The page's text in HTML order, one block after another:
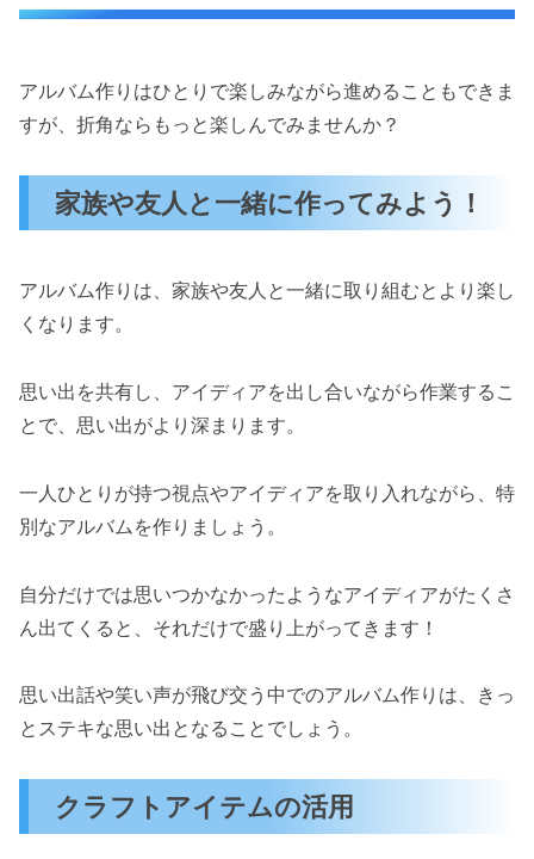
アルバム作りはひとりで楽しみながら進めることもできま
すが、折角ならもっと楽しんでみませんか？
家族や友人と一緒に作ってみよう！
アルバム作りは、家族や友人と一緒に取り組むとより楽し
くなります。
思い出を共有し、アイディアを出し合いながら作業するこ
とで、思い出がより深まります。
一人ひとりが持つ視点やアイディアを取り入れながら、特
別なアルバムを作りましょう。
自分だけでは思いつかなかったようなアイディアがたくさ
ん出てくると、それだけで盛り上がってきます！
思い出話や笑い声が飛び交う中でのアルバム作りは、きっ
とステキな思い出となることでしょう。
クラフトアイテムの活用